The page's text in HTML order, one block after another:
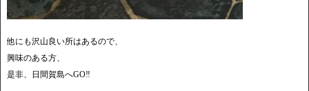
他にも沢山良い所はあるので、
興味のある方、
是非、日間賀島へGO‼︎